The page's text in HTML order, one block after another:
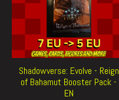
Shadowverse: Evolve - Reign
of Bahamut Booster Pack -
EN